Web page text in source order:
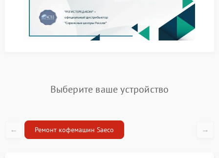
Прием устройства и консультация клиента.
Диагностика с использованием
специализированных инструментов.
Согласование сроков и стоимости ремонта.
или уточнения деталей звоните по телефону +7
(495) 023-73-25. Наши специалисты ответят на
вопросы и помогут выбрать удобное время визита.
Выберите ваше устройство
← Ремонт кофемашин Saeco →